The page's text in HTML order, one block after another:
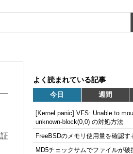
よく読まれている記事
今日 週間
[Kernel panic] VFS: Unable to
unknown-block(0,0) の対処方法
FreeBSDのメモリ使用量を確認す
MD5チェックサムでファイルが破